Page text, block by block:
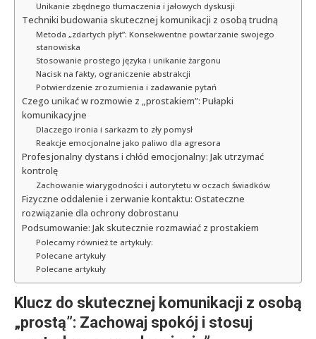
Unikanie zbędnego tłumaczenia i jałowych dyskusji
Techniki budowania skutecznej komunikacji z osobą trudną
Metoda „zdartych płyt”: Konsekwentne powtarzanie swojego
stanowiska
Stosowanie prostego języka i unikanie żargonu
Nacisk na fakty, ograniczenie abstrakcji
Potwierdzenie zrozumienia i zadawanie pytań
Czego unikać w rozmowie z „prostakiem”: Pułapki
komunikacyjne
Dlaczego ironia i sarkazm to zły pomysł
Reakcje emocjonalne jako paliwo dla agresora
Profesjonalny dystans i chłód emocjonalny: Jak utrzymać
kontrolę
Zachowanie wiarygodności i autorytetu w oczach świadków
Fizyczne oddalenie i zerwanie kontaktu: Ostateczne
rozwiązanie dla ochrony dobrostanu
Podsumowanie: Jak skutecznie rozmawiać z prostakiem
Polecamy również te artykuły:
Polecane artykuły
Polecane artykuły
Klucz do skutecznej komunikacji z osobą
„prostą”: Zachowaj spokój i stosuj